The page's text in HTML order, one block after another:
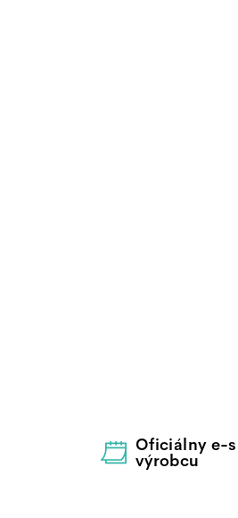
Oficiálny e-
výrobcu